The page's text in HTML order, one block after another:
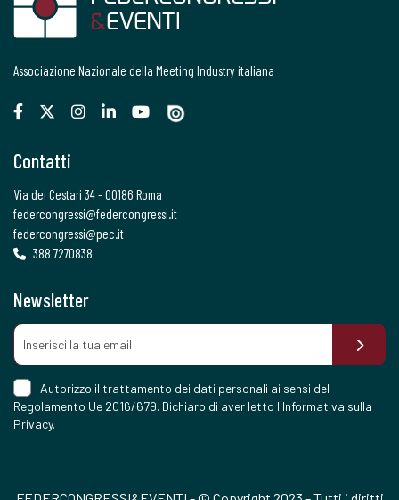
Associazione Nazionale della Meeting Industry italiana
Contatti
Via dei Cestari 34 - 00186 Roma
federcongressi@federcongressi.it
federcongressi@pec.it
388 7270838
Newsletter
Autorizzo il trattamento dei dati personali ai sensi del
Regolamento Ue 2016/679. Dichiaro di aver letto l'Informativa sulla
Privacy.